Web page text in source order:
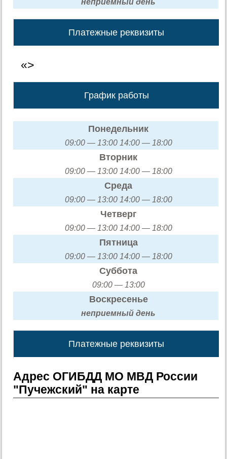
Платежные реквизиты
«>
График работы
Понедельник
09:00 — 13:00 14:00 — 18:00
Вторник
09:00 — 13:00 14:00 — 18:00
Среда
09:00 — 13:00 14:00 — 18:00
Четверг
09:00 — 13:00 14:00 — 18:00
Пятница
09:00 — 13:00 14:00 — 18:00
Суббота
09:00 — 13:00
Воскресенье
неприемный день
Платежные реквизиты
Адрес ОГИБДД МО МВД России
"Пучежский" на карте